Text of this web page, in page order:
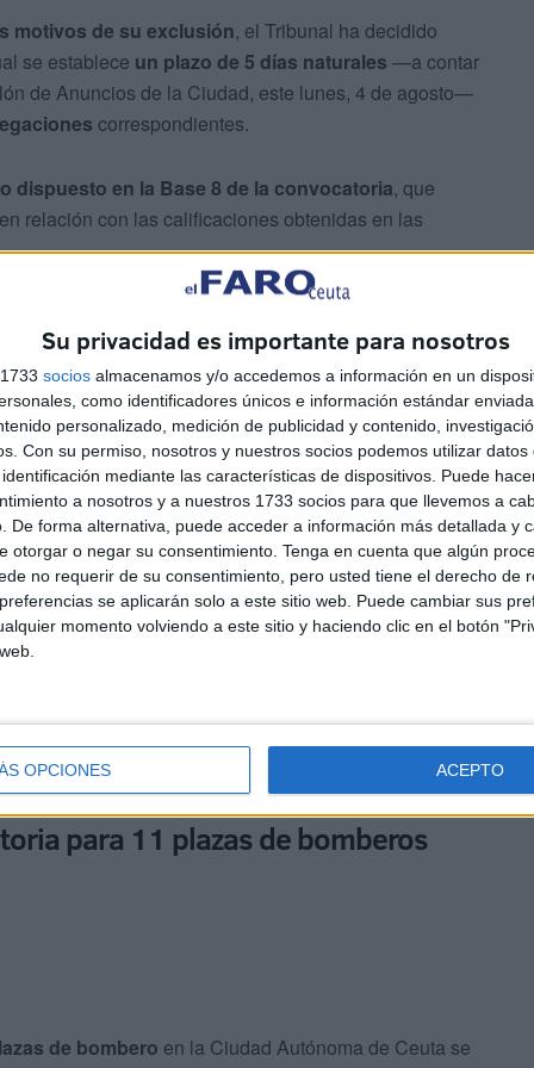
Su privacidad es importante para nosotros
socios almacenamos y/o accedemos a información en un
como identificadores únicos e información estándar
personalizado, medición de publicidad y contenido,
Con su permiso, nosotros y nuestros socios podemos utilizar datos
mediante las características de dispositivos. Puede
a nosotros y a nuestros 1733 socios para que llevemos a
De forma alternativa, puede acceder a información más detallada y
otorgar o negar su consentimiento. Tenga en cuenta que algún
no requerir de su consentimiento, pero usted tiene el derecho de
se aplicarán solo a este sitio web. Puede cambiar sus
momento volviendo a este sitio y haciendo clic en el botón
OPCIONES ACEPTO
motivos de su exclusión, el Tribunal ha decidido
se establece un plazo de 5 días naturales —a contar
de Anuncios de la Ciudad, este lunes, 4 de agosto—
correspondientes.
dispuesto en la Base 8 de la convocatoria, que
relación con las calificaciones obtenidas en las
Calificador y forma parte del expediente oficial
y validado electrónicamente en la Carpeta
de Ceuta.
adicional para los opositores, asegurando la
que consideran que su calificación podría
avanza hacia sus etapas finales, en las que
aspirantes aptos para ocupar una de las once plazas
para 11 plazas de bomberos
de bombero en la Ciudad Autónoma de Ceuta se